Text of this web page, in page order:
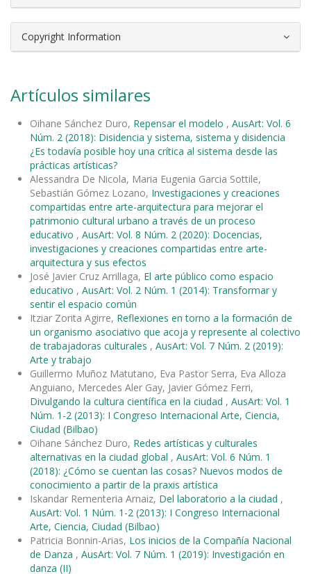
Copyright Information
Artículos similares
Oihane Sánchez Duro, Repensar el modelo , AusArt: Vol. 6
Núm. 2 (2018): Disidencia y sistema, sistema y disidencia
¿Es todavía posible hoy una crítica al sistema desde las
prácticas artísticas?
Alessandra De Nicola, Maria Eugenia Garcia Sottile,
Sebastián Gómez Lozano, Investigaciones y creaciones
compartidas entre arte-arquitectura para mejorar el
patrimonio cultural urbano a través de un proceso
educativo , AusArt: Vol. 8 Núm. 2 (2020): Docencias,
investigaciones y creaciones compartidas entre arte-
arquitectura y sus efectos
José Javier Cruz Arrillaga, El arte público como espacio
educativo , AusArt: Vol. 2 Núm. 1 (2014): Transformar y
sentir el espacio común
Itziar Zorita Agirre, Reflexiones en torno a la formación de
un organismo asociativo que acoja y represente al colectivo
de trabajadoras culturales , AusArt: Vol. 7 Núm. 2 (2019):
Arte y trabajo
Guillermo Muñoz Matutano, Eva Pastor Serra, Eva Alloza
Anguiano, Mercedes Aler Gay, Javier Gómez Ferri,
Divulgando la cultura científica en la ciudad , AusArt: Vol. 1
Núm. 1-2 (2013): I Congreso Internacional Arte, Ciencia,
Ciudad (Bilbao)
Oihane Sánchez Duro, Redes artísticas y culturales
alternativas en la ciudad global , AusArt: Vol. 6 Núm. 1
(2018): ¿Cómo se cuentan las cosas? Nuevos modos de
conocimiento a partir de la praxis artística
Iskandar Rementeria Arnaiz, Del laboratorio a la ciudad ,
AusArt: Vol. 1 Núm. 1-2 (2013): I Congreso Internacional
Arte, Ciencia, Ciudad (Bilbao)
Patricia Bonnin-Arias, Los inicios de la Compañía Nacional
de Danza , AusArt: Vol. 7 Núm. 1 (2019): Investigación en
danza (II)